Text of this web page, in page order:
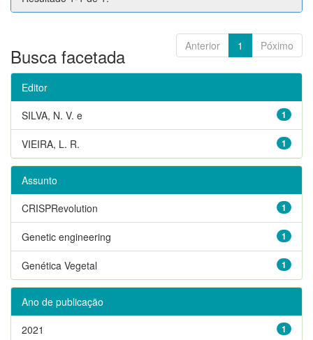
Anterior 1 Póximo
Busca facetada
Editor
1
SILVA, N. V. e
1
VIEIRA, L. R.
Assunto
1
CRISPRevolution
1
Genetic engineering
1
Genética Vegetal
Ano de publicação
1
2021